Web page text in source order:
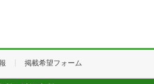
掲載希望フォーム